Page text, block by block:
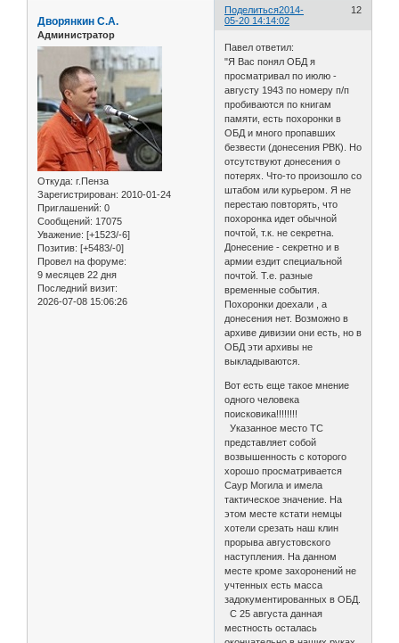
Поделиться 12
2014-
05-20 14:14:02
Дворянкин С.А.
Администратор
Откуда: г.Пенза
Зарегистрирован: 2010-01-24
Приглашений: 0
Сообщений: 17075
Уважение: [+1523/-6]
Позитив: [+5483/-0]
Провел на форуме:
9 месяцев 22 дня
Последний визит:
2026-07-08 15:06:26
Павел ответил:
"Я Вас понял ОБД я
просматривал по июлю -
августу 1943 по номеру п/п
пробиваются по книгам
памяти, есть похоронки в
ОБД и много пропавших
безвести (донесения РВК). Но
отсутствуют донесения о
потерях. Что-то произошло со
штабом или курьером. Я не
перестаю повторять, что
похоронка идет обычной
почтой, т.к. не секретна.
Донесение - секретно и в
армии ездит специальной
почтой. Т.е. разные
временные события.
Похоронки доехали , а
донесения нет. Возможно в
архиве дивизии они есть, но в
ОБД эти архивы не
выкладываются.
Вот есть еще такое мнение
одного человека
поисковика!!!!!!!!
Указанное место ТС
представляет собой
возвышенность с которого
хорошо просматривается
Саур Могила и имела
тактическое значение. На
этом месте кстати немцы
хотели срезать наш клин
прорыва августовского
наступления. На данном
месте кроме захоронений не
учтенных есть масса
задокументированных в ОБД.
С 25 августа данная
местность осталась